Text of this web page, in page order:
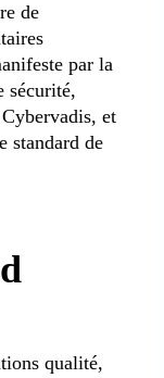
de
par la
sécurité,
et
standard de
qualité,